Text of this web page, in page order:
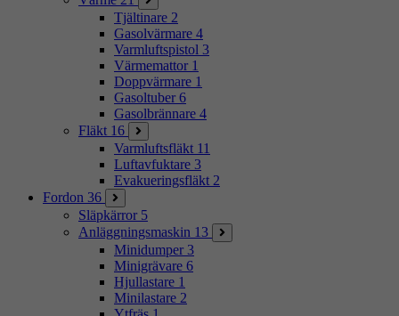
Tjältinare 2
Gasolvärmare 4
Varmluftspistol 3
Värmemattor 1
Doppvärmare 1
Gasoltuber 6
Gasolbrännare 4
Fläkt 16
Varmluftsfläkt 11
Luftavfuktare 3
Evakueringsfläkt 2
Fordon 36
Släpkärror 5
Anläggningsmaskin 13
Minidumper 3
Minigrävare 6
Hjullastare 1
Minilastare 2